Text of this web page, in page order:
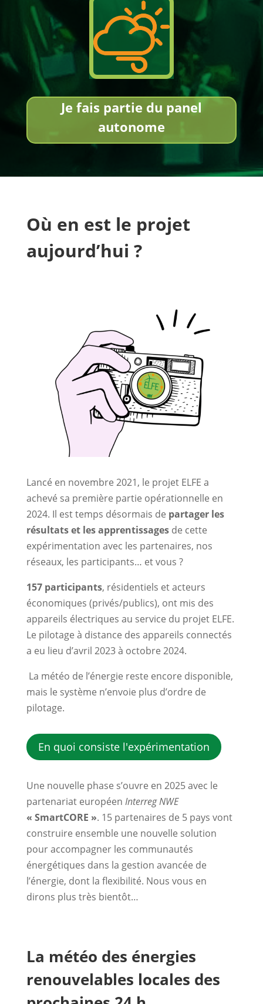
Je fais partie du panel
autonome
Où en est le projet
aujourd’hui ?
Lancé en novembre 2021, le projet ELFE a
achevé sa première partie opérationnelle en
2024. Il est temps désormais de partager les
résultats et les apprentissagesde cette
expérimentation avec les partenaires, nos
réseaux, les participants… et vous ?
157 participants, résidentiels et acteurs
économiques (privés/publics), ont mis des
appareils électriques au service du projet ELFE.
Le pilotage à distance des appareils connectés
a eu lieu d’avril 2023 à octobre 2024.
La météo de l’énergie reste encore disponible,
mais le système n’envoie plus d’ordre de
pilotage.
En quoi consiste l'expérimentation
Une nouvelle phase s’ouvre en 2025 avec le
partenariat européen Interreg NWE
« SmartCORE ». 15 partenaires de 5 pays vont
construire ensemble une nouvelle solution
pour accompagner les communautés
énergétiques dans la gestion avancée de
l’énergie, dont la flexibilité. Nous vous en
dirons plus très bientôt…
La météo des énergies
renouvelables locales des